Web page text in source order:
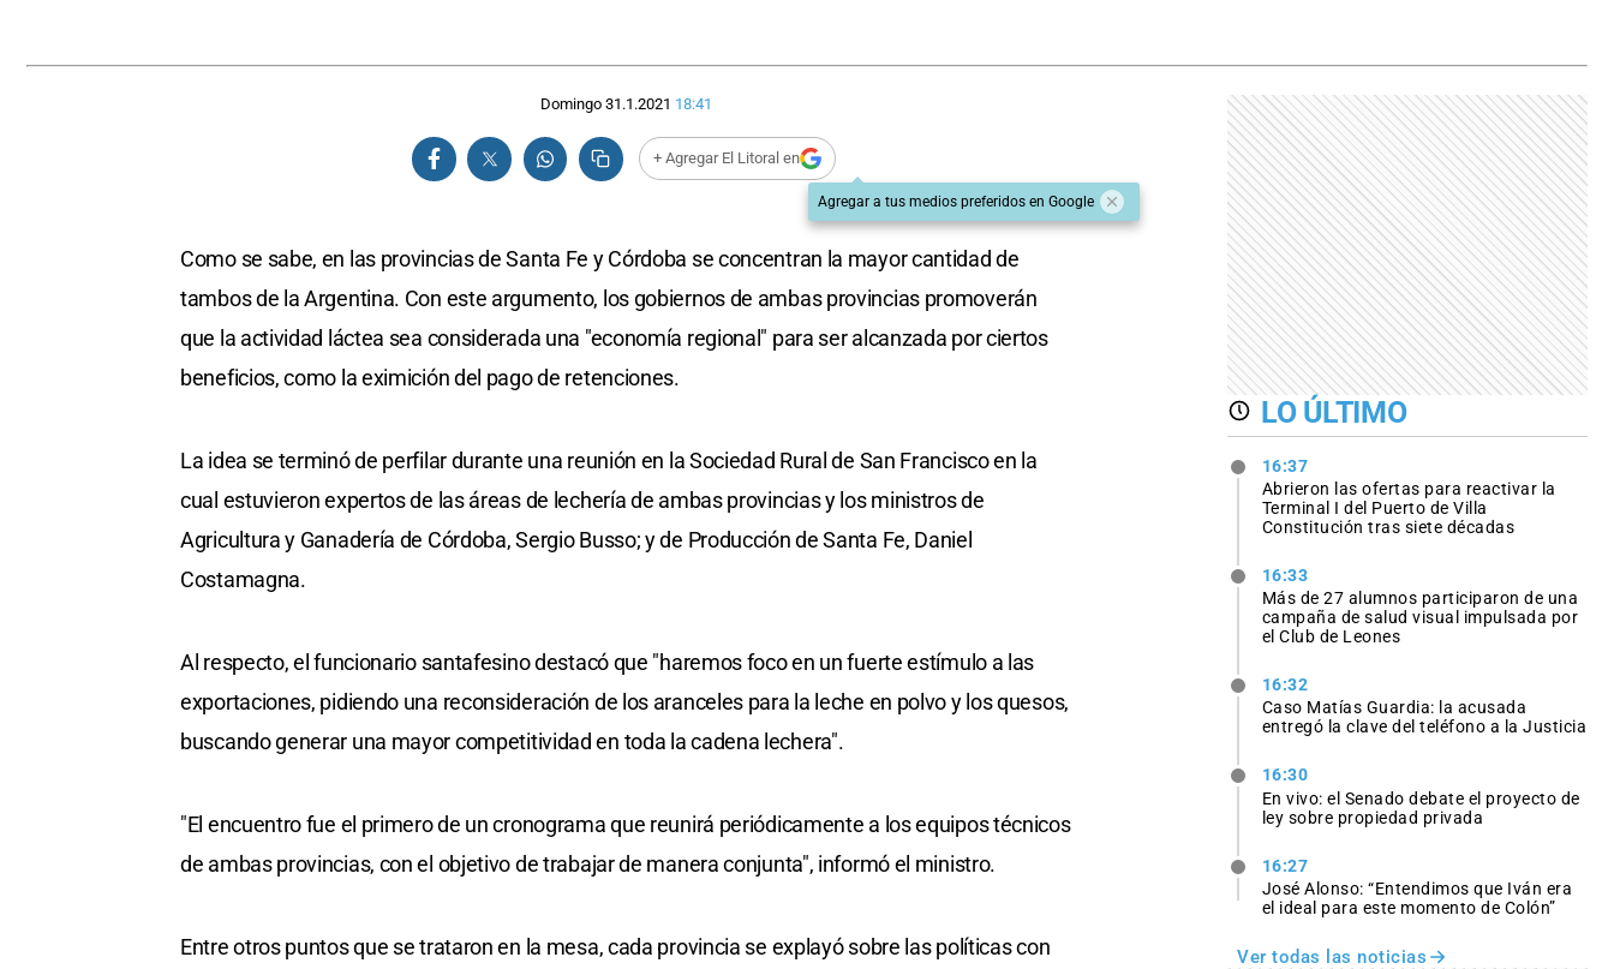
Domingo 31.1.2021 18:41
+ Agregar El Litoral en
Agregar a tus medios preferidos en Google
Como se sabe, en las provincias de Santa Fe y Córdoba se concentran la mayor cantidad de
tambos de la Argentina. Con este argumento, los gobiernos de ambas provincias promoverán
que la actividad láctea sea considerada una "economía regional" para ser alcanzada por ciertos
beneficios, como la eximición del pago de retenciones.
La idea se terminó de perfilar durante una reunión en la Sociedad Rural de San Francisco en la
cual estuvieron expertos de las áreas de lechería de ambas provincias y los ministros de
Agricultura y Ganadería de Córdoba, Sergio Busso; y de Producción de Santa Fe, Daniel
Costamagna.
Al respecto, el funcionario santafesino destacó que "haremos foco en un fuerte estímulo a las
exportaciones, pidiendo una reconsideración de los aranceles para la leche en polvo y los quesos,
buscando generar una mayor competitividad en toda la cadena lechera".
"El encuentro fue el primero de un cronograma que reunirá periódicamente a los equipos técnicos
de ambas provincias, con el objetivo de trabajar de manera conjunta", informó el ministro.
Entre otros puntos que se trataron en la mesa, cada provincia se explayó sobre las políticas con
LO ÚLTIMO
16:37
Abrieron las ofertas para reactivar la
Terminal I del Puerto de Villa
Constitución tras siete décadas
16:33
Más de 27 alumnos participaron de una
campaña de salud visual impulsada por
el Club de Leones
16:32
Caso Matías Guardia: la acusada
entregó la clave del teléfono a la Justicia
16:30
En vivo: el Senado debate el proyecto de
ley sobre propiedad privada
16:27
José Alonso: “Entendimos que Iván era
el ideal para este momento de Colón”
Ver todas las noticias